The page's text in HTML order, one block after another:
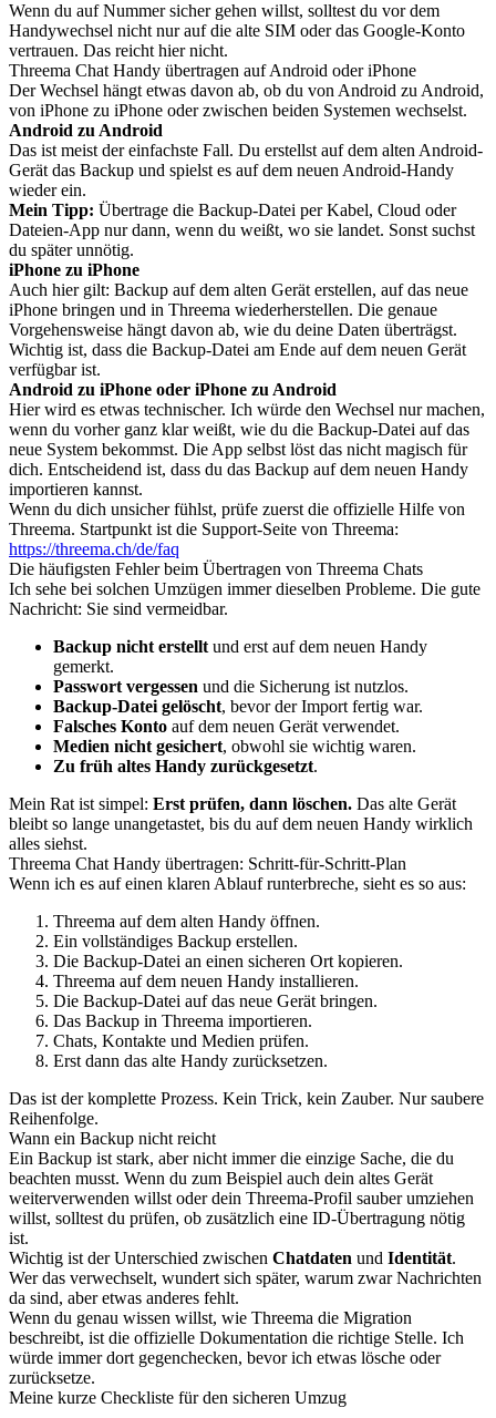
Wenn du auf Nummer sicher gehen willst, solltest du vor dem
Handywechsel nicht nur auf die alte SIM oder das Google-Konto
vertrauen. Das reicht hier nicht.
Threema Chat Handy übertragen auf Android oder iPhone
Der Wechsel hängt etwas davon ab, ob du von Android zu Android,
von iPhone zu iPhone oder zwischen beiden Systemen wechselst.
Android zu Android
Das ist meist der einfachste Fall. Du erstellst auf dem alten Android-
Gerät das Backup und spielst es auf dem neuen Android-Handy
wieder ein.
Mein Tipp: Übertrage die Backup-Datei per Kabel, Cloud oder
Dateien-App nur dann, wenn du weißt, wo sie landet. Sonst suchst
du später unnötig.
iPhone zu iPhone
Auch hier gilt: Backup auf dem alten Gerät erstellen, auf das neue
iPhone bringen und in Threema wiederherstellen. Die genaue
Vorgehensweise hängt davon ab, wie du deine Daten überträgst.
Wichtig ist, dass die Backup-Datei am Ende auf dem neuen Gerät
verfügbar ist.
Android zu iPhone oder iPhone zu Android
Hier wird es etwas technischer. Ich würde den Wechsel nur machen,
wenn du vorher ganz klar weißt, wie du die Backup-Datei auf das
neue System bekommst. Die App selbst löst das nicht magisch für
dich. Entscheidend ist, dass du das Backup auf dem neuen Handy
importieren kannst.
Wenn du dich unsicher fühlst, prüfe zuerst die offizielle Hilfe von
Threema. Startpunkt ist die Support-Seite von Threema:
https://threema.ch/de/faq
Die häufigsten Fehler beim Übertragen von Threema Chats
Ich sehe bei solchen Umzügen immer dieselben Probleme. Die gute
Nachricht: Sie sind vermeidbar.
Backup nicht erstellt und erst auf dem neuen Handy
gemerkt.
Passwort vergessen und die Sicherung ist nutzlos.
Backup-Datei gelöscht, bevor der Import fertig war.
Falsches Konto auf dem neuen Gerät verwendet.
Medien nicht gesichert, obwohl sie wichtig waren.
Zu früh altes Handy zurückgesetzt.
Mein Rat ist simpel: Erst prüfen, dann löschen. Das alte Gerät
bleibt so lange unangetastet, bis du auf dem neuen Handy wirklich
alles siehst.
Threema Chat Handy übertragen: Schritt-für-Schritt-Plan
Wenn ich es auf einen klaren Ablauf runterbreche, sieht es so aus:
Threema auf dem alten Handy öffnen.
Ein vollständiges Backup erstellen.
Die Backup-Datei an einen sicheren Ort kopieren.
Threema auf dem neuen Handy installieren.
Die Backup-Datei auf das neue Gerät bringen.
Das Backup in Threema importieren.
Chats, Kontakte und Medien prüfen.
Erst dann das alte Handy zurücksetzen.
Das ist der komplette Prozess. Kein Trick, kein Zauber. Nur saubere
Reihenfolge.
Wann ein Backup nicht reicht
Ein Backup ist stark, aber nicht immer die einzige Sache, die du
beachten musst. Wenn du zum Beispiel auch dein altes Gerät
weiterverwenden willst oder dein Threema-Profil sauber umziehen
willst, solltest du prüfen, ob zusätzlich eine ID-Übertragung nötig
ist.
Wichtig ist der Unterschied zwischen Chatdaten und Identität.
Wer das verwechselt, wundert sich später, warum zwar Nachrichten
da sind, aber etwas anderes fehlt.
Wenn du genau wissen willst, wie Threema die Migration
beschreibt, ist die offizielle Dokumentation die richtige Stelle. Ich
würde immer dort gegenchecken, bevor ich etwas lösche oder
zurücksetze.
Meine kurze Checkliste für den sicheren Umzug